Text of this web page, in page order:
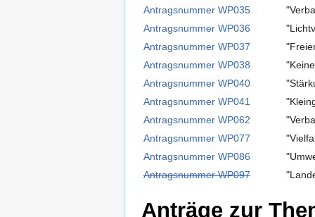
Antragsnummer WP035
Antragsnummer WP036
Antragsnummer WP037
Antragsnummer WP038
Antragsnummer WP040
Antragsnummer WP041
Antragsnummer WP062
Antragsnummer WP077
Antragsnummer WP086
Antragsnummer WP097
Anträge zur